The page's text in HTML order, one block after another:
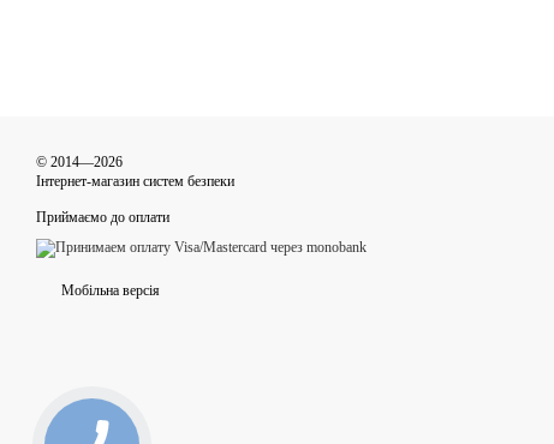
© 2014—2026
Інтернет-магазин систем безпеки
Приймаємо до оплати
Мобільна версія